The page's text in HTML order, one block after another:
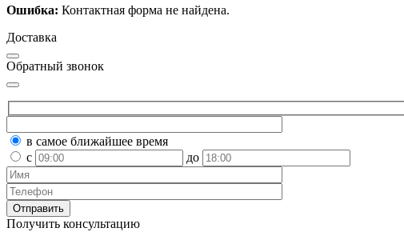
Ошибка: Контактная форма не найдена.
Доставка
Обратный звонок
в самое ближайшее время
с
до
Получить консультацию